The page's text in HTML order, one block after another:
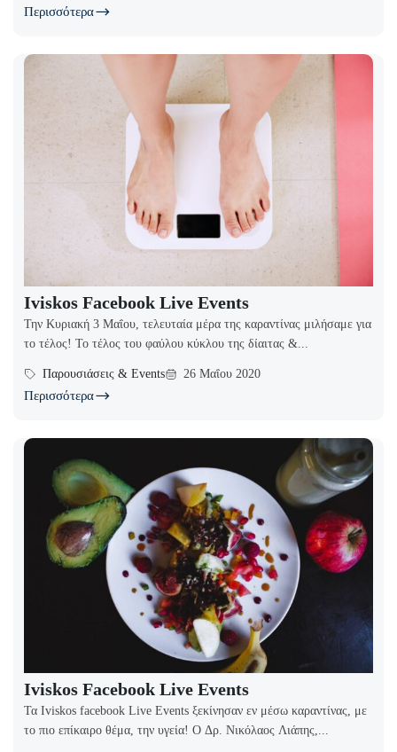
Περισσότερα
Iviskos Facebook Live Events
Την Κυριακή 3 Μαΐου, τελευταία μέρα της καραντίνας μιλήσαμε για
το τέλος! Το τέλος του φαύλου κύκλου της δίαιτας &...
Παρουσιάσεις & Events 26 Μαΐου 2020
Περισσότερα
Iviskos Facebook Live Events
Τα Iviskos facebook Live Events ξεκίνησαν εν μέσω καραντίνας, με
το πιο επίκαιρο θέμα, την υγεία! Ο Δρ. Νικόλαος Λιάπης,...